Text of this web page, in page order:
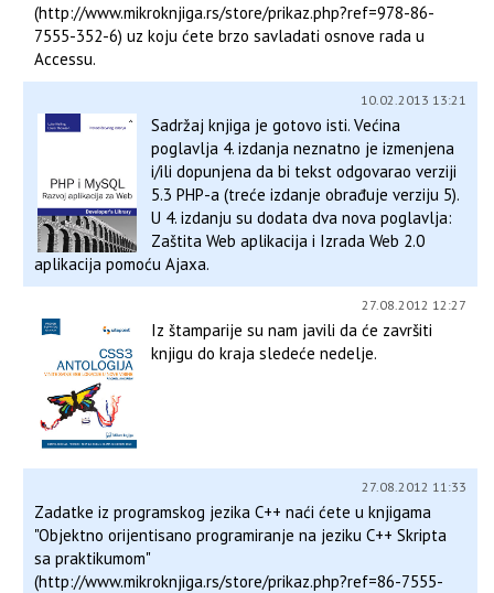
(http://www.mikroknjiga.rs/store/prikaz.php?ref=978-86-
7555-352-6) uz koju ćete brzo savladati osnove rada u
Accessu.
10.02.2013 13:21
Sadržaj knjiga je gotovo isti. Većina
poglavlja 4. izdanja neznatno je izmenjena
i/ili dopunjena da bi tekst odgovarao verziji
5.3 PHP-a (treće izdanje obrađuje verziju 5).
U 4. izdanju su dodata dva nova poglavlja:
Zaštita Web aplikacija i Izrada Web 2.0
aplikacija pomoću Ajaxa.
27.08.2012 12:27
Iz štamparije su nam javili da će završiti
knjigu do kraja sledeće nedelje.
27.08.2012 11:33
Zadatke iz programskog jezika C++ naći ćete u knjigama
"Objektno orijentisano programiranje na jeziku C++ Skripta
sa praktikumom"
(http://www.mikroknjiga.rs/store/prikaz.php?ref=86-7555-